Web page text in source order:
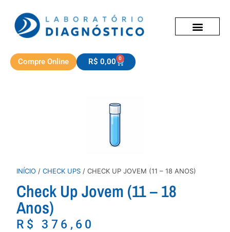
Compre Online R$ 0,00 0
INÍCIO /CHECK UPS / CHECK UP JOVEM (11 – 18 ANOS)
Check Up Jovem (11 – 18
Anos)
R$ 376,60